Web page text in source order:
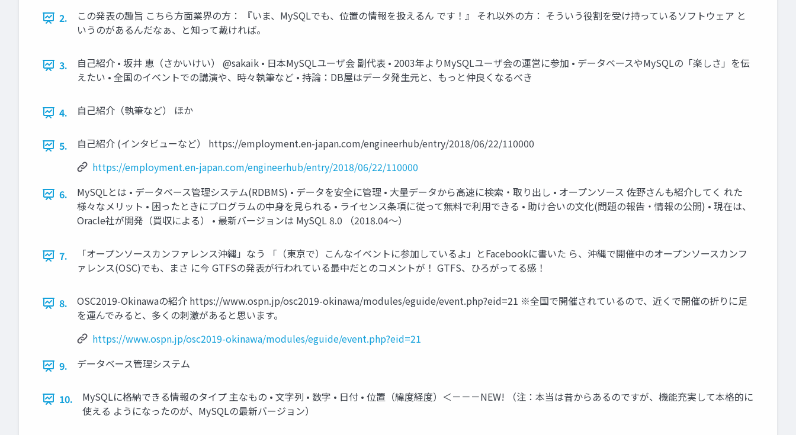
2.
この発表の趣旨 こちら方面業界の方： 『いま、MySQLでも、位置の情報を扱えるん です！』 それ以外の方： そういう役割を受け持っているソフトウェア と
いうのがあるんだなぁ、と知って戴ければ。
3.
自己紹介 • 坂井 恵（さかいけい） @sakaik • 日本MySQLユーザ会 副代表 • 2003年よりMySQLユーザ会の運営に参加 • データベースやMySQLの「楽しさ」を伝
えたい • 全国のイベントでの講演や、時々執筆など • 持論：DB屋はデータ発生元と、もっと仲良くなるべき
4. 自己紹介（執筆など） ほか
5.
自己紹介 (インタビューなど） https://employment.en-japan.com/engineerhub/entry/2018/06/22/110000
https://employment.en-japan.com/engineerhub/entry/2018/06/22/110000
6.
MySQLとは • データベース管理システム(RDBMS) • データを安全に管理 • 大量データから高速に検索・取り出し • オープンソース 佐野さんも紹介してく れた
様々なメリット • 困ったときにプログラムの中身を見られる • ライセンス条項に従って無料で利用できる • 助け合いの文化(問題の報告・情報の公開) • 現在は、
Oracle社が開発（買収による） • 最新バージョンは MySQL 8.0 （2018.04～）
7.
「オープンソースカンファレンス沖縄」なう 「（東京で）こんなイベントに参加しているよ」とFacebookに書いた ら、沖縄で開催中のオープンソースカンフ
ァレンス(OSC)でも、まさ に今 GTFSの発表が行われている最中だとのコメントが！ GTFS、ひろがってる感！
8.
OSC2019-Okinawaの紹介 https://www.ospn.jp/osc2019-okinawa/modules/eguide/event.php?eid=21 ※全国で開催されているので、近くで開催の折りに足
を運んでみると、多くの刺激があると思います。
https://www.ospn.jp/osc2019-okinawa/modules/eguide/event.php?eid=21
9.
データベース管理システム
10.
MySQLに格納できる情報のタイプ 主なもの • 文字列 • 数字 • 日付 • 位置（緯度経度）＜－－－NEW! （注：本当は昔からあるのですが、機能充実して本格的に
使える ようになったのが、MySQLの最新バージョン）